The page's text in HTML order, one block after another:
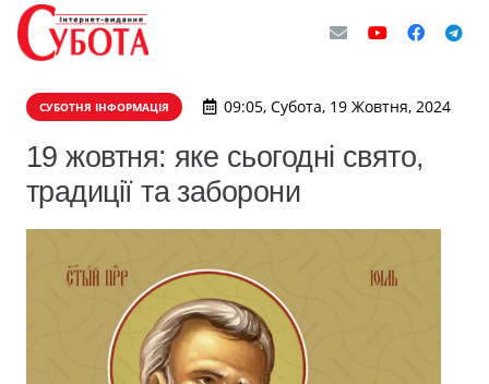
СУБОТНЯ ІНФОРМАЦІЯ 09:05, Субота, 19 Жовтня, 2024
19 жовтня: яке сьогодні свято,
традиції та заборони